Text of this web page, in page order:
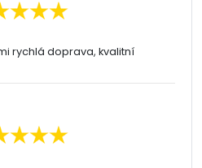
rychlá doprava, kvalitní